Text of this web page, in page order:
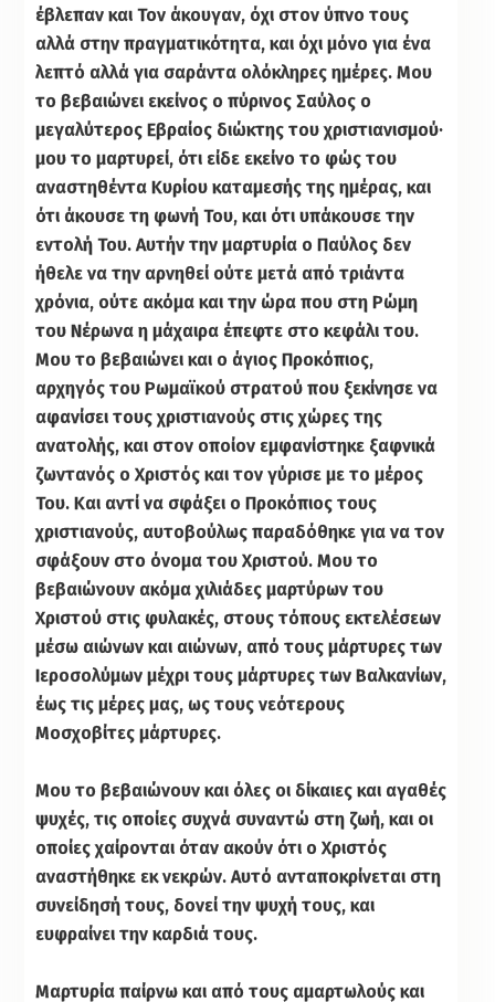
έβλεπαν και Τον άκουγαν, όχι στον ύπνο τους
αλλά στην πραγματικότητα, και όχι μόνο για ένα
λεπτό αλλά για σαράντα ολόκληρες ημέρες. Μου
το βεβαιώνει εκείνος ο πύρινος Σαύλος ο
μεγαλύτερος Εβραίος διώκτης του χριστιανισμού·
μου το μαρτυρεί, ότι είδε εκείνο το φώς του
αναστηθέντα Κυρίου καταμεσής της ημέρας, και
ότι άκουσε τη φωνή Του, και ότι υπάκουσε την
εντολή Του. Αυτήν την μαρτυρία ο Παύλος δεν
ήθελε να την αρνηθεί ούτε μετά από τριάντα
χρόνια, ούτε ακόμα και την ώρα που στη Ρώμη
του Νέρωνα η μάχαιρα έπεφτε στο κεφάλι του.
Μου το βεβαιώνει και ο άγιος Προκόπιος,
αρχηγός του Ρωμαϊκού στρατού που ξεκίνησε να
αφανίσει τους χριστιανούς στις χώρες της
ανατολής, και στον οποίον εμφανίστηκε ξαφνικά
ζωντανός ο Χριστός και τον γύρισε με το μέρος
Του. Και αντί να σφάξει ο Προκόπιος τους
χριστιανούς, αυτοβούλως παραδόθηκε για να τον
σφάξουν στο όνομα του Χριστού. Μου το
βεβαιώνουν ακόμα χιλιάδες μαρτύρων του
Χριστού στις φυλακές, στους τόπους εκτελέσεων
μέσω αιώνων και αιώνων, από τους μάρτυρες των
Ιεροσολύμων μέχρι τους μάρτυρες των Βαλκανίων,
έως τις μέρες μας, ως τους νεότερους
Μοσχοβίτες μάρτυρες.
Μου το βεβαιώνουν και όλες οι δίκαιες και αγαθές
ψυχές, τις οποίες συχνά συναντώ στη ζωή, και οι
οποίες χαίρονται όταν ακούν ότι ο Χριστός
αναστήθηκε εκ νεκρών. Αυτό ανταποκρίνεται στη
συνείδησή τους, δονεί την ψυχή τους, και
ευφραίνει την καρδιά τους.
Μαρτυρία παίρνω και από τους αμαρτωλούς και